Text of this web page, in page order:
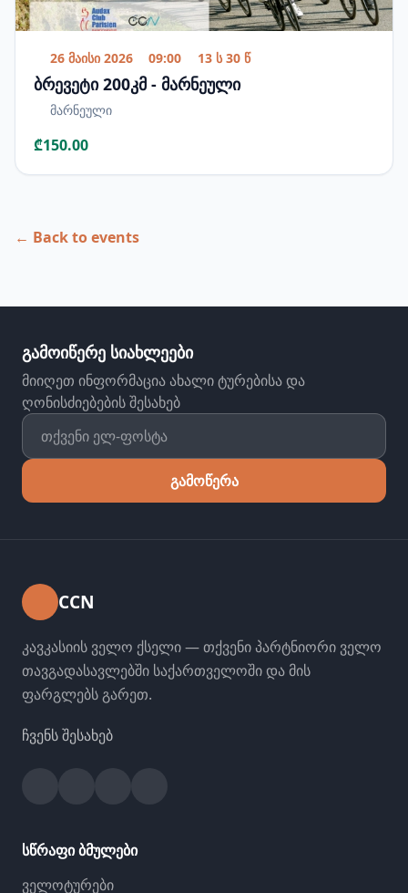
26 მაისი 2026 09:00 13 ს 30 წ
ბრევეტი 200კმ - მარნეული
მარნეული
₾150.00
← Back to events
გამოიწერე სიახლეები
მიიღეთ ინფორმაცია ახალი ტურებისა და
ღონისძიებების შესახებ
გამოწერა
CCN
კავკასიის ველო ქსელი — თქვენი პარტნიორი ველო
თავგადასავლებში საქართველოში და მის
ფარგლებს გარეთ.
ჩვენს შესახებ
სწრაფი ბმულები
ველოტურები